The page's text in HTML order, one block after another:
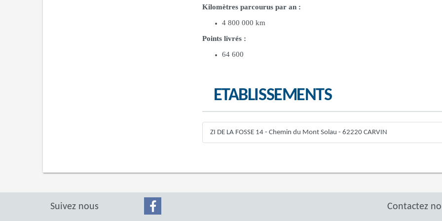
Kilomètres parcourus par an :
4 800 000 km
Points livrés :
64 600
ETABLISSEMENTS
ZI DE LA FOSSE 14 - Chemin du Mont Solau - 62220 CARVIN
Suivez nous Contactez